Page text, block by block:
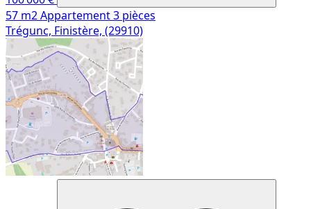
57 m2Appartement3 pièces
Trégunc, Finistère, (29910)